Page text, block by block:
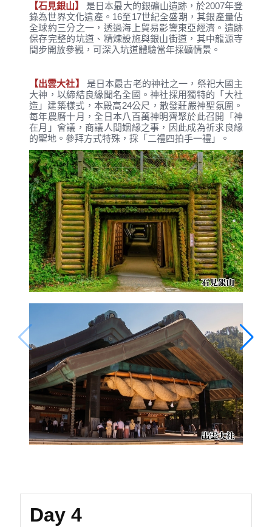
【石見銀山】
是日本最大的銀礦山遺跡，於2007年登
錄為世界文化遺產。16至17世紀全盛期，其銀產量佔
全球約三分之一，透過海上貿易影響東亞經濟。遺跡
保存完整的坑道、精煉設施與銀山街道，其中龍源寺
間步開放參觀，可深入坑道體驗當年採礦情景。
【出雲大社】
是日本最古老的神社之一，祭祀大國主
大神，以締結良緣聞名全國。神社採用獨特的「大社
造」建築樣式，本殿高24公尺，散發莊嚴神聖氛圍。
每年農曆十月，全日本八百萬神明齊聚於此召開「神
在月」會議，商議人間姻緣之事，因此成為祈求良緣
的聖地。參拜方式特殊，採「二禮四拍手一禮」。
Day 4